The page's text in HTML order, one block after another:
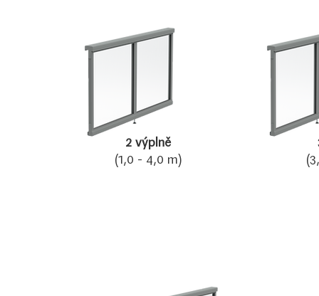
2 výplně
(1,0 - 4,0 m)